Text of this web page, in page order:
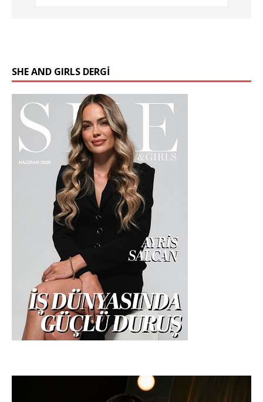
SHE AND GIRLS DERGİ